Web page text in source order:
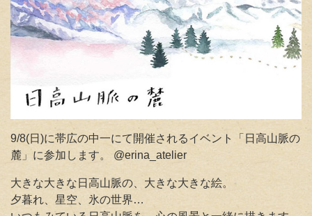
9/8(日)に帯広の中一にて開催されるイベント「日高山脈の
麓」に参加します。 @erina_atelier
大きな大きな日高山脈の、大きな大きな絵。
夕暮れ、星空、氷の世界…